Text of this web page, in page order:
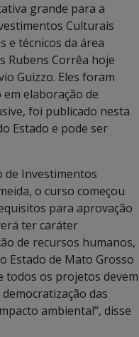
grande para a
Culturais
e técnicos da área
Rubens Corrêa hoje
Guizzo. Eles foram
elaboração de
foi publicado nesta
Estado e pode ser
de Investimentos
o curso começou
para aprovação
ter caráter
de recursos humanos,
Estado de Mato Grosso
todos os projetos devem
das
ambiental”, disse